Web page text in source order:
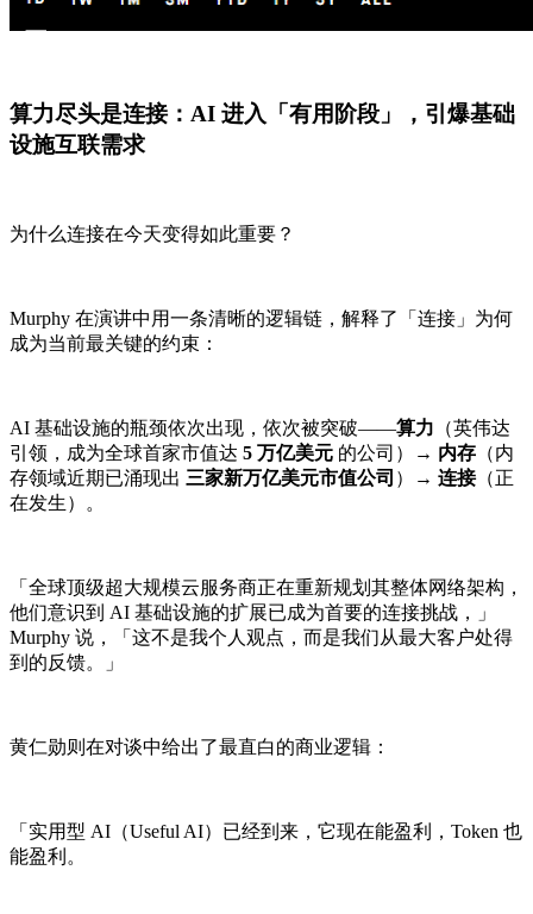
算力尽头是连接：AI 进入「有用阶段」，引爆基础
设施互联需求
为什么连接在今天变得如此重要？
Murphy 在演讲中用一条清晰的逻辑链，解释了「连接」为何
成为当前最关键的约束：
AI 基础设施的瓶颈依次出现，依次被突破——算力 （英伟达
引领，成为全球首家市值达 5 万亿美元 的公司）→ 内存 （内
存领域近期已涌现出 三家新万亿美元市值公司 ）→ 连接（正
在发生）。
「全球顶级超大规模云服务商正在重新规划其整体网络架构，
他们意识到 AI 基础设施的扩展已成为首要的连接挑战，」
Murphy 说，「这不是我个人观点，而是我们从最大客户处得
到的反馈。」
黄仁勋则在对谈中给出了最直白的商业逻辑：
「实用型 AI（Useful AI）已经到来，它现在能盈利，Token 也
能盈利。